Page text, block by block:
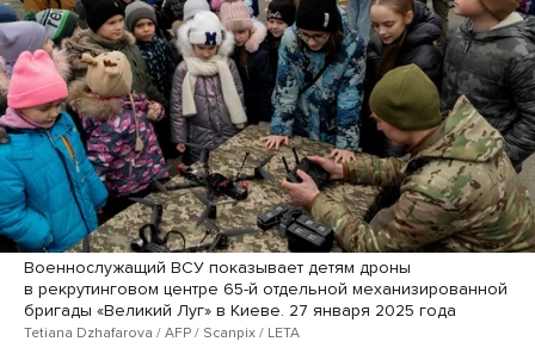
Военнослужащий ВСУ показывает детям дроны
в рекрутинговом центре 65-й отдельной механизированной
бригады «Великий Луг» в Киеве. 27 января 2025 года
Tetiana Dzhafarova / AFP / Scanpix / LETA